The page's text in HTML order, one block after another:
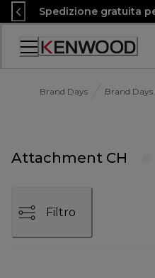
Skip
to
Content
Spedizione gratuita
Accessibility
Brand Days Brand Days
Attachment CH
Filtro